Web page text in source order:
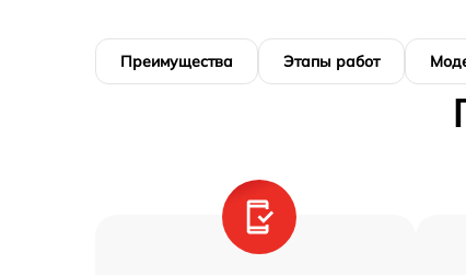
Преимущества Этапы работ